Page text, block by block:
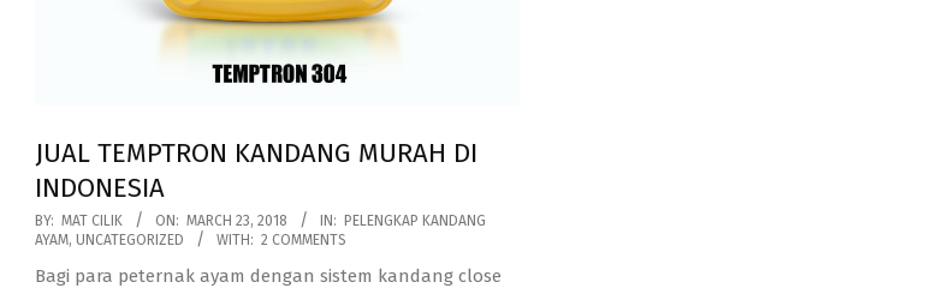
JUAL TEMPTRON KANDANG MURAH DI
INDONESIA
2018-
03-
23
BY: MAT CILIK ON: MARCH 23, 2018 IN:
PELENGKAP KANDANG
AYAM, UNCATEGORIZED WITH: 2 COMMENTS
Bagi para peternak ayam dengan sistem kandang close